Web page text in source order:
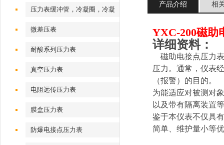
压力表缓冲管，冷凝圈，冷凝
弯
微差压表
耐酸系列压力表
真空压力表
电阻远传压力表
膜盒压力表
防爆电接点压力表
产品介绍 相
YXC-200磁助
详细资料：
磁助电接点压力表
压力。通常，仪表
（报警）的目的。
为能适应对被测对
以及带有隔离装置
鉴于本仪表不仅具
简单、维护量小等